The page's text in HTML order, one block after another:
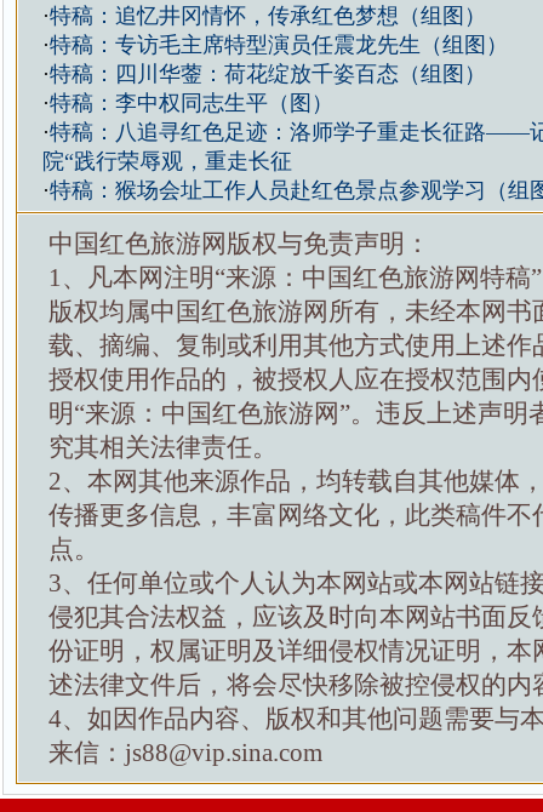
·特稿：追忆井冈情怀，传承红色梦想（组图）
·特稿：专访毛主席特型演员任震龙先生（组图）
·特稿：四川华蓥：荷花绽放千姿百态（组图）
·特稿：李中权同志生平（图）
·特稿：八追寻红色足迹：洛师学子重走长征路——
院“践行荣辱观，重走长征
·特稿：猴场会址工作人员赴红色景点参观学习（组
中国红色旅游网版权与免责声明：
1、凡本网注明“来源：中国红色旅游网特稿
版权均属中国红色旅游网所有，未经本网书
载、摘编、复制或利用其他方式使用上述作
授权使用作品的，被授权人应在授权范围内
明“来源：中国红色旅游网”。违反上述声明
究其相关法律责任。
2、本网其他来源作品，均转载自其他媒体
传播更多信息，丰富网络文化，此类稿件不
点。
3、任何单位或个人认为本网站或本网站链
侵犯其合法权益，应该及时向本网站书面反
份证明，权属证明及详细侵权情况证明，本
述法律文件后，将会尽快移除被控侵权的内
4、如因作品内容、版权和其他问题需要与
来信：js88@vip.sina.com